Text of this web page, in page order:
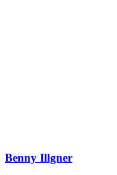
Benny Illgner